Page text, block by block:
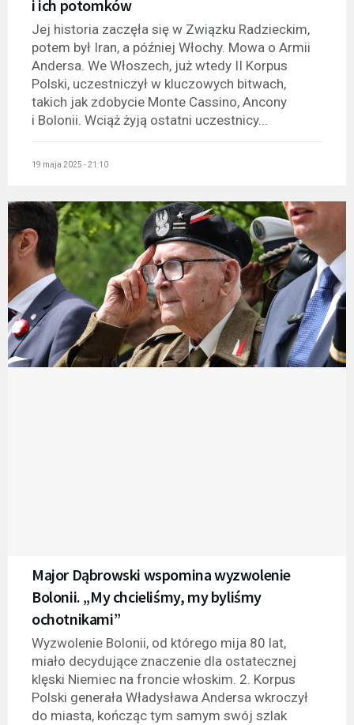
i ich potomków
Jej historia zaczęła się w Związku Radzieckim,
potem był Iran, a później Włochy. Mowa o Armii
Andersa. We Włoszech, już wtedy II Korpus
Polski, uczestniczył w kluczowych bitwach,
takich jak zdobycie Monte Cassino, Ancony
i Bolonii. Wciąż żyją ostatni uczestnicy...
19 maja 2025 - 21:10
Major Dąbrowski wspomina wyzwolenie
Bolonii. „My chcieliśmy, my byliśmy
ochotnikami”
Wyzwolenie Bolonii, od którego mija 80 lat,
miało decydujące znaczenie dla ostatecznej
klęski Niemiec na froncie włoskim. 2. Korpus
Polski generała Władysława Andersa wkroczył
do miasta, kończąc tym samym swój szlak